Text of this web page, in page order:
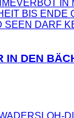
IN DEN